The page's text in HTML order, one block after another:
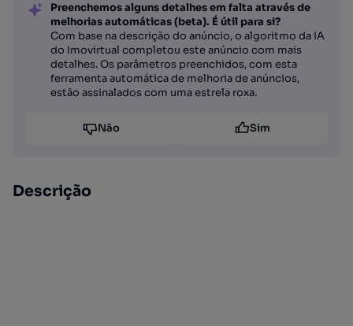
Preenchemos alguns detalhes em falta através de
melhorias automáticas (beta). É útil para si?
Com base na descrição do anúncio, o algoritmo da IA
do Imovirtual completou este anúncio com mais
detalhes. Os parâmetros preenchidos, com esta
ferramenta automática de melhoria de anúncios,
estão assinalados com uma estrela roxa.
Não Sim
Descrição